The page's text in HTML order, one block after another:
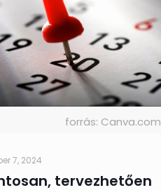
forrás: Canva.com
7, 2024
tervezhetően